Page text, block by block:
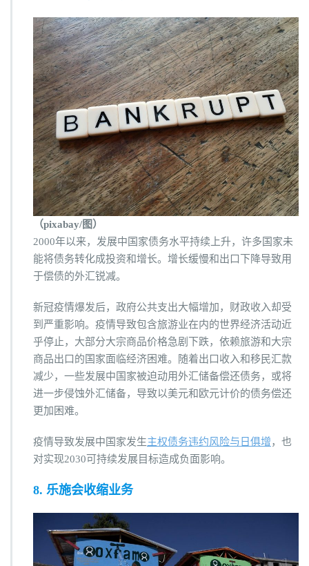
（pixabay/图）
2000年以来，发展中国家债务水平持续上升，许多国家未
能将债务转化成投资和增长。增长缓慢和出口下降导致用
于偿债的外汇锐减。
新冠疫情爆发后，政府公共支出大幅增加，财政收入却受
到严重影响。疫情导致包含旅游业在内的世界经济活动近
乎停止，大部分大宗商品价格急剧下跌，依赖旅游和大宗
商品出口的国家面临经济困难。随着出口收入和移民汇款
减少，一些发展中国家被迫动用外汇储备偿还债务，或将
进一步侵蚀外汇储备，导致以美元和欧元计价的债务偿还
更加困难。
疫情导致发展中国家发生主权债务违约风险与日俱增，也
对实现2030可持续发展目标造成负面影响。
8. 乐施会收缩业务